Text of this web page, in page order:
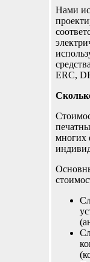
Нами
ERC,
многих